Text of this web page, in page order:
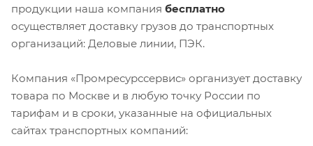
продукции наша компания бесплатно
осуществляет доставку грузов до транспортных
организаций: Деловые линии, ПЭК.
Компания «Промресурссервис» организует доставку
товара по Москве и в любую точку России по
тарифам и в сроки, указанные на официальных
сайтах транспортных компаний: